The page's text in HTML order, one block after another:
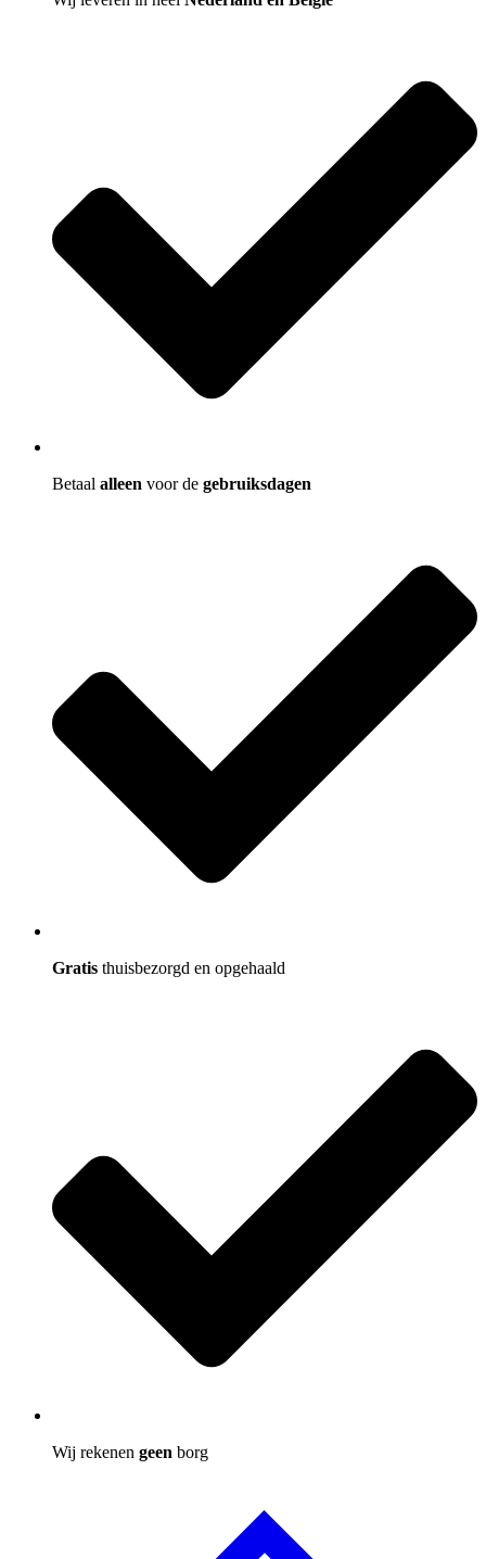
Betaal alleen voor de gebruiksdagen
Gratis thuisbezorgd en opgehaald
Wij rekenen geen borg